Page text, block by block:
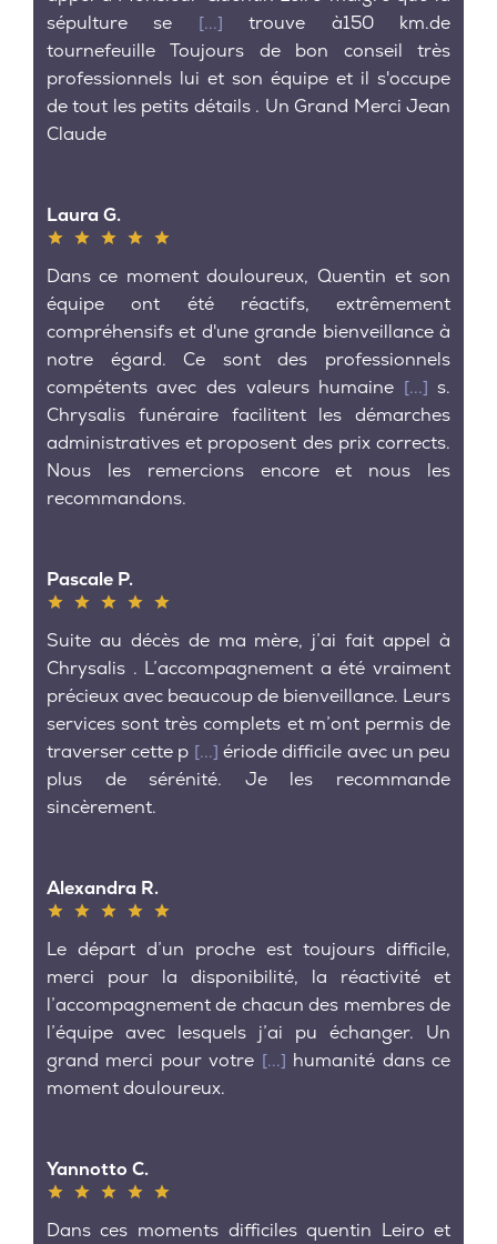
sépulture se [...]
trouve à150 km.de
tournefeuille Toujours de bon conseil très
professionnels lui et son équipe et il s'occupe
de tout les petits détails . Un Grand Merci Jean
Claude
Laura G.
Dans ce moment douloureux, Quentin et son
équipe ont été réactifs, extrêmement
compréhensifs et d'une grande bienveillance à
notre égard. Ce sont des professionnels
compétents avec des valeurs humaine [...] s.
Chrysalis funéraire facilitent les démarches
administratives et proposent des prix corrects.
Nous les remercions encore et nous les
recommandons.
Pascale P.
Suite au décès de ma mère, j’ai fait appel à
Chrysalis . L’accompagnement a été vraiment
précieux avec beaucoup de bienveillance. Leurs
services sont très complets et m’ont permis de
traverser cette p [...] ériode difficile avec un peu
plus de sérénité. Je les recommande
sincèrement.
Alexandra R.
Le départ d’un proche est toujours difficile,
merci pour la disponibilité, la réactivité et
l’accompagnement de chacun des membres de
l’équipe avec lesquels j’ai pu échanger. Un
grand merci pour votre [...] humanité dans ce
moment douloureux.
Yannotto C.
Dans ces moments difficiles quentin Leiro et